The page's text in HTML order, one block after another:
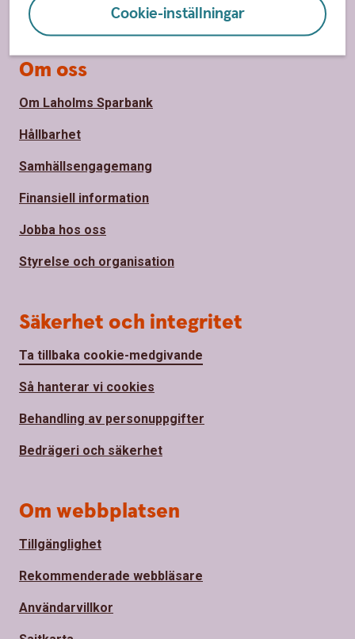
Cookie-inställningar
Priser, räntor och kurser
Om oss
Om Laholms Sparbank
Hållbarhet
Samhällsengagemang
Finansiell information
Jobba hos oss
Styrelse och organisation
Säkerhet och integritet
Ta tillbaka cookie-medgivande
Så hanterar vi cookies
Behandling av personuppgifter
Bedrägeri och säkerhet
Om webbplatsen
Tillgänglighet
Rekommenderade webbläsare
Användarvillkor